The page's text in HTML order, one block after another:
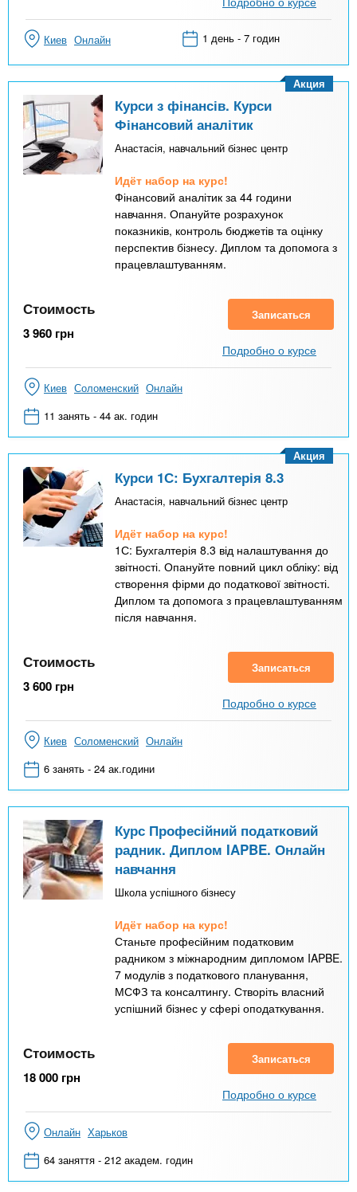
Киев Онлайн 1 день - 7 годин
Курси з фінансів. Курси
Фінансовий аналітик
Анастасія, навчальний бізнес центр
Идёт набор на курс!
Фінансовий аналітик за 44 години
навчання. Опануйте розрахунок
показників, контроль бюджетів та оцінку
перспектив бізнесу. Диплом та допомога з
працевлаштуванням.
Акция
Стоимость
3 960 грн
Записаться
Подробно о курсе
Киев Соломенский Онлайн
11 занять - 44 ак. годин
Курси 1С: Бухгалтерія 8.3
Анастасія, навчальний бізнес центр
Идёт набор на курс!
1С: Бухгалтерія 8.3 від налаштування до
звітності. Опануйте повний цикл обліку: від
створення фірми до податкової звітності.
Диплом та допомога з працевлаштуванням
після навчання.
Акция
Стоимость
3 600 грн
Записаться
Подробно о курсе
Киев Соломенский Онлайн
6 занять - 24 ак.години
Курс Професійний податковий
радник. Диплом IAPBE. Онлайн
навчання
Школа успішного бізнесу
Идёт набор на курс!
Станьте професійним податковим
радником з міжнародним дипломом IAPBE.
7 модулів з податкового планування,
МСФЗ та консалтингу. Створіть власний
успішний бізнес у сфері оподаткування.
Стоимость
18 000 грн
Записаться
Подробно о курсе
Онлайн Харьков
64 заняття - 212 академ. годин